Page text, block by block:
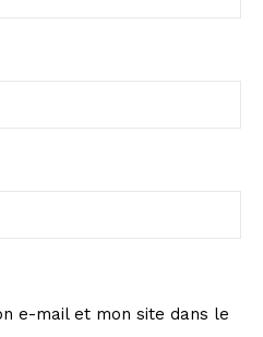
e-mail et mon site dans le